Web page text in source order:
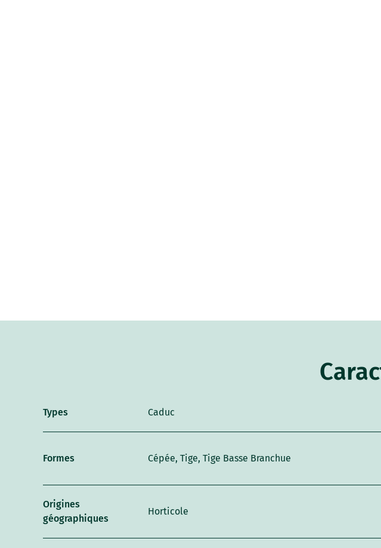
Types Caduc
Formes Cépée, Tige, Tige Basse Branchue
Origines
géographiques
Horticole